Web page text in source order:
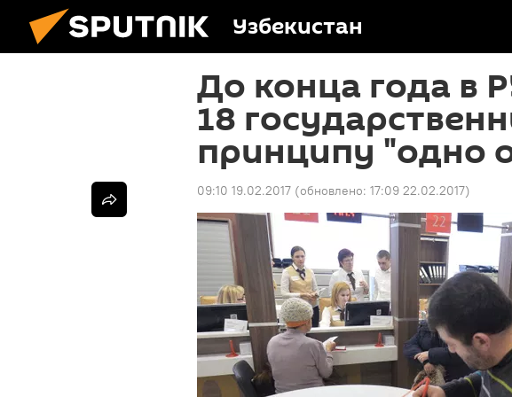
Узбекистан
До конца года в
18
принципу "одно
09:10 19.02.2017 (обновлено: 17:09 22.02.2017)